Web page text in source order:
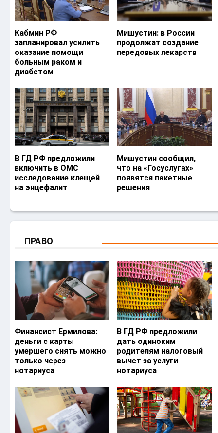
Кабмин РФ
запланировал усилить
оказание помощи
больным раком и
диабетом
Мишустин: в России
продолжат создание
передовых лекарств
В ГД РФ предложили
включить в ОМС
исследование клещей
на энцефалит
Мишустин сообщил,
что на «Госуслугах»
появятся пакетные
решения
ПРАВО
Финансист Ермилова:
деньги с карты
умершего снять можно
только через
нотариуса
В ГД РФ предложили
дать одиноким
родителям налоговый
вычет за услуги
нотариуса